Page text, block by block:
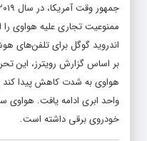
ممنوعیت تجاری علیه هواوی را
اندروید گوگل برای تلفن‌های
بر اساس گزارش رویترز، این
هواوی به شدت کاهش پیدا کند
واحد ابری ادامه یافت.
خودروی برقی داشته است.